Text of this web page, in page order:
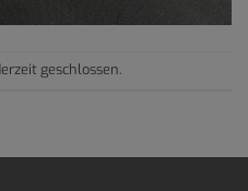
geschlossen.